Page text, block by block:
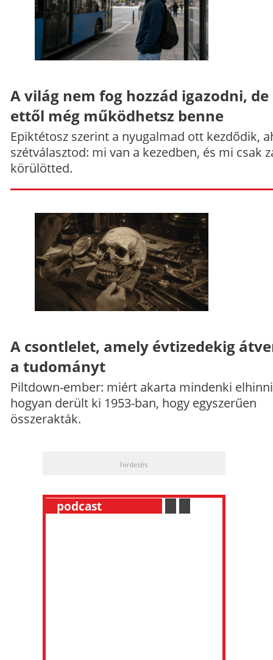
A világ nem fog hozzád igazodni, de
ettől még működhetsz benne
Epiktétosz szerint a nyugalmad ott kezdődik,
szétválasztod: mi van a kezedben, és mi csak
körülötted.
A csontlelet, amely évtizedekig
a tudományt
Piltdown-ember: miért akarta mindenki
hogyan derült ki 1953-ban, hogy egyszerűen
összerakták.
hirdetés
podcast